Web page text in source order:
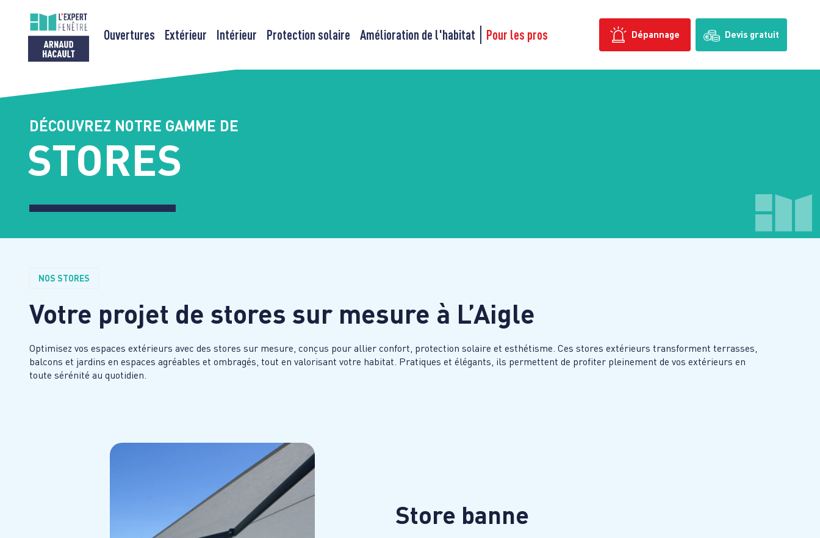
Dépannage Devis gratuit
Ouvertures Extérieur Intérieur Protection solaire Amélioration de l'habitat Pour les pros
DÉCOUVREZ NOTRE GAMME DE
STORES
NOS STORES
Votre projet de stores sur mesure à L’Aigle
Optimisez vos espaces extérieurs avec des stores sur mesure, conçus pour allier confort, protection solaire et esthétisme. Ces stores extérieurs transforment terrasses,
balcons et jardins en espaces agréables et ombragés, tout en valorisant votre habitat. Pratiques et élégants, ils permettent de profiter pleinement de vos extérieurs en
toute sérénité au quotidien.
Store banne